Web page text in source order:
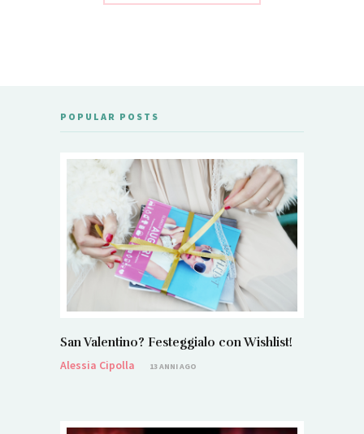
POPULAR POSTS
San Valentino? Festeggialo con Wishlist!
Alessia Cipolla
13 ANNI AGO